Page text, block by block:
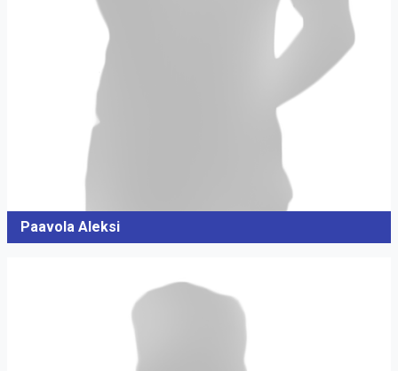
Paavola Aleksi